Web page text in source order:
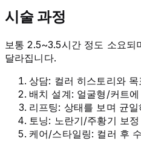
시술 과정
보통 2.5~3.5시간 정도 소요
달라집니다.
상담: 컬러 히스토리와 목
배치 설계: 얼굴형/커트
리프팅: 상태를 보며 균
토닝: 노란기/주황기 보
케어/스타일링: 컬러 후